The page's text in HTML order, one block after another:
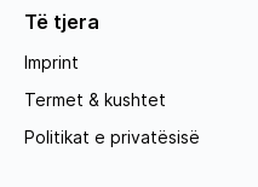
Të tjera
Imprint
Termet & kushtet
Politikat e privatësisë